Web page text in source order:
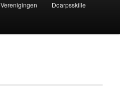
Verenigingen Doarpsskille